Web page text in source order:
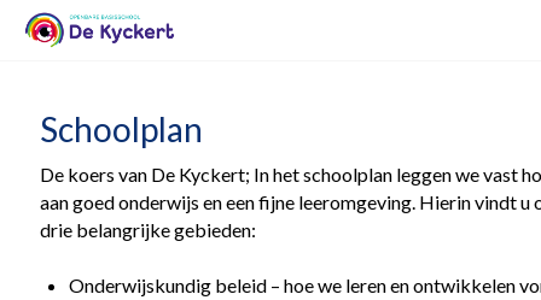
Schoolplan
De koers van De Kyckert; In het schoolplan leggen we vast
aan goed onderwijs en een fijne leeromgeving. Hierin vindt u
drie belangrijke gebieden:
Onderwijskundig beleid – hoe we leren en ontwikkelen